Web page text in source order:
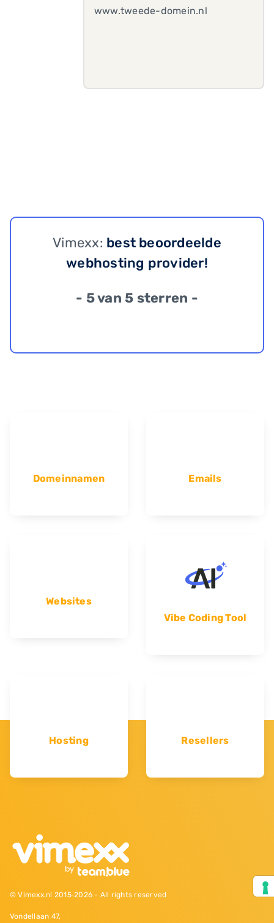
www.tweede-domein.nl
Vimexx: best beoordeelde
webhosting provider!
- 5 van 5 sterren -
Domeinnamen Emails
Websites
Vibe Coding Tool
Hosting Resellers
© Vimexx.nl 2015‐2026 - All rights reserved
Vondellaan 47,